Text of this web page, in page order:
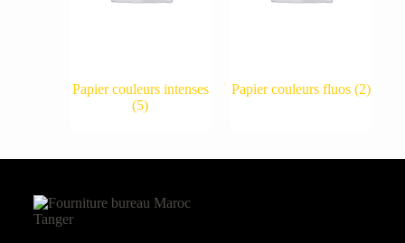
Papier couleurs intenses
(5)
Papier couleurs fluos (2)